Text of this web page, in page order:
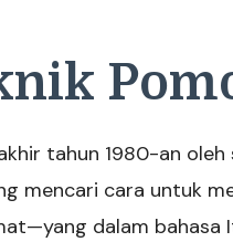
tahun 1980-an
mencari cara untuk
dalam bahasa